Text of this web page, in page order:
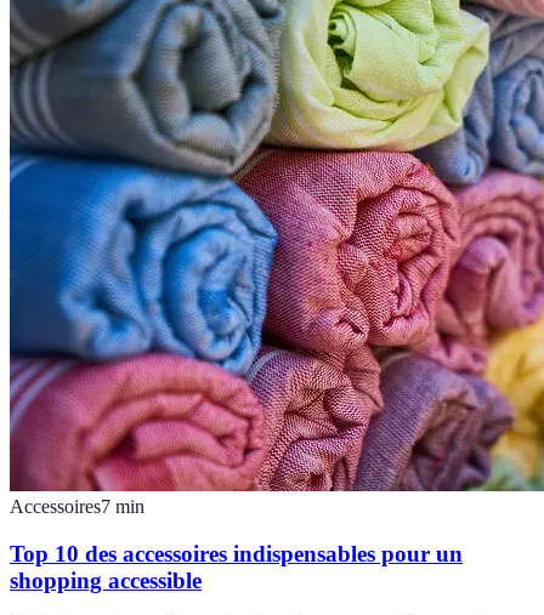
Accessoires7 min
Top 10 des accessoires indispensables pour un
shopping accessible